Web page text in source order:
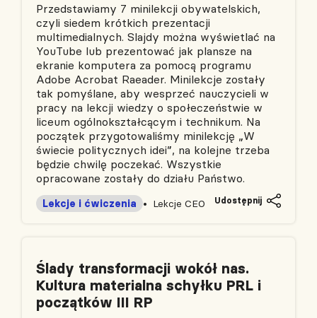
Przedstawiamy 7 minilekcji obywatelskich,
czyli siedem krótkich prezentacji
multimedialnych. Slajdy można wyświetlać na
YouTube lub prezentować jak plansze na
ekranie komputera za pomocą programu
Adobe Acrobat Raeader​.​ Minilekcje zostały
tak pomyślane, aby wesprzeć nauczycieli w
pracy na lekcji wiedzy o społeczeństwie w
liceum ogólnokształcącym i technikum. Na
początek przygotowaliśmy minilekcję „W
świecie politycznych idei”​, na kolejne trzeba
będzie chwilę poczekać. Wszystkie
opracowane zostały do działu Państwo.
Lekcje CEO
Lekcje i ćwiczenia Udostępnij
Ślady transformacji wokół nas.
Kultura materialna schyłku PRL i
początków III RP